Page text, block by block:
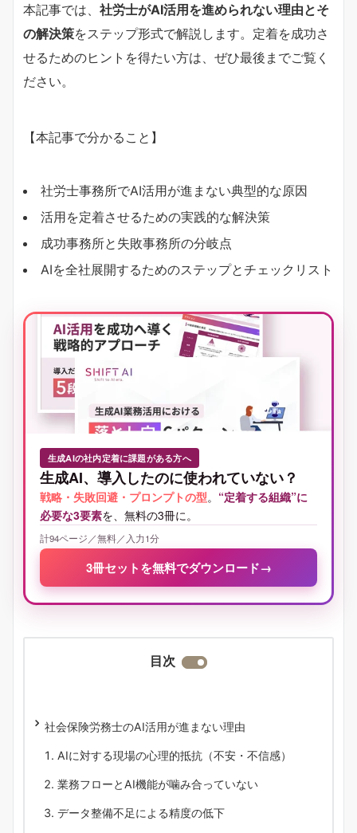
本記事では、 社労士がAI活用を進められない理由とそ
の解決策をステップ形式で解説します。定着を成功さ
せるためのヒントを得たい方は、ぜひ最後までご覧く
ださい。
【本記事で分かること】
社労士事務所でAI活用が進まない典型的な原因
活用を定着させるための実践的な解決策
成功事務所と失敗事務所の分岐点
AIを全社展開するためのステップとチェックリスト
生成AIの社内定着に課題がある方へ
生成AI、導入したのに使われていない？
戦略・失敗回避・プロンプトの型。 “定着する組織”に
必要な3要素を、無料の3冊に。
計94ページ／無料／入力1分
3冊セットを無料でダウンロード→
目次
社会保険労務士のAI活用が進まない理由
AIに対する現場の心理的抵抗（不安・不信感）
業務フローとAI機能が噛み合っていない
データ整備不足による精度の低下